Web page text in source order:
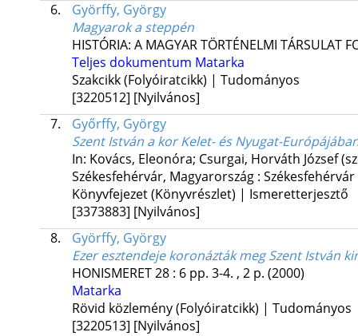
6.
Györffy, György
Magyarok a steppén
HISTÓRIA: A MAGYAR TÖRTÉNELMI TÁRSULAT
Teljes dokumentum Matarka
Szakcikk (Folyóiratcikk) | Tudományos
[3220512] [Nyilvános]
7.
Győrffy, György
Szent István a kor Kelet- és Nyugat-
In: Kovács, Eleonóra; Csurgai, Horváth József
Székesfehérvár, Magyarország :
Könyvfejezet (Könyvrészlet) | Ismeretterjesztő
[3373883] [Nyilvános]
8.
Györffy, György
Ezer esztendeje koronázták meg Szent István
HONISMERET28: 6 pp. 3-4. , 2 p. (2000)
Matarka
Rövid közlemény (Folyóiratcikk) | Tudományos
[3220513] [Nyilvános]